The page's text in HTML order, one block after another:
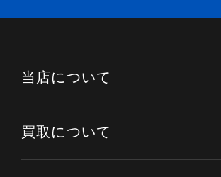
当店について
買取について